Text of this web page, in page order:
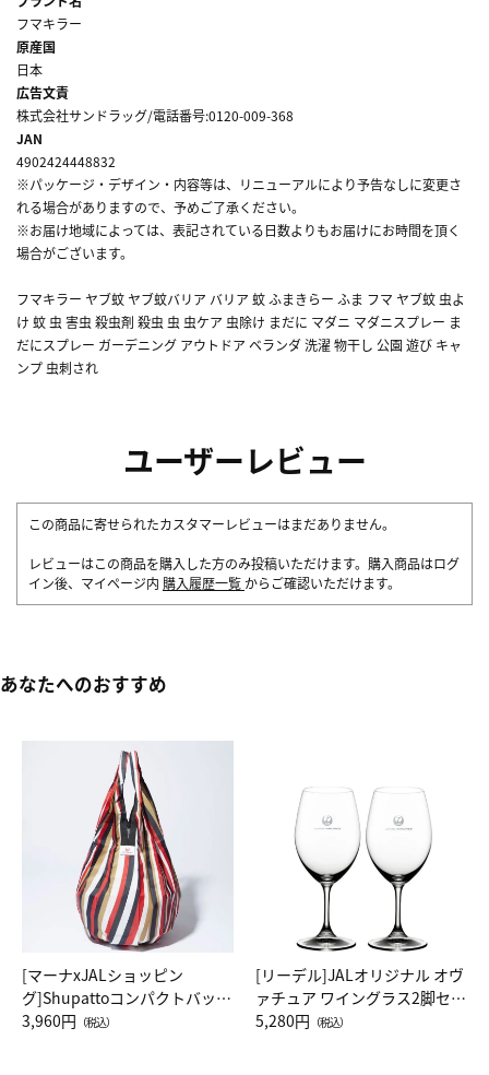
フマキラー
原産国
日本
広告文責
株式会社サンドラッグ/電話番号:0120-009-368
JAN
4902424448832
※パッケージ・デザイン・内容等は、リニューアルにより予告なしに変更さ
れる場合がありますので、予めご了承ください。
※お届け地域によっては、表記されている日数よりもお届けにお時間を頂く
場合がございます。
フマキラー ヤブ蚊 ヤブ蚊バリア バリア 蚊 ふまきらー ふま フマ ヤブ蚊 虫よ
け 蚊 虫 害虫 殺虫剤 殺虫 虫 虫ケア 虫除け まだに マダニ マダニスプレー ま
だにスプレー ガーデニング アウトドア ベランダ 洗濯 物干し 公園 遊び キャ
ンプ 虫刺され
ユーザーレビュー
この商品に寄せられたカスタマーレビューはまだありません。
レビューはこの商品を購入した方のみ投稿いただけます。購入商品はログ
イン後、マイページ内 購入履歴一覧 からご確認いただけます。
あなたへのおすすめ
[マーナxJALショッピン
グ]Shupattoコンパクトバッグ
Drop JAL客室乗務員（LC）ス
3,960円 （税込）
[リーデル]JALオリジナル オヴ
ァチュア ワイングラス2脚セッ
ト（レッドワイン）
5,280円 （税込）